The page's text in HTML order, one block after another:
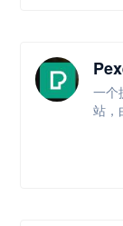
一个
站，